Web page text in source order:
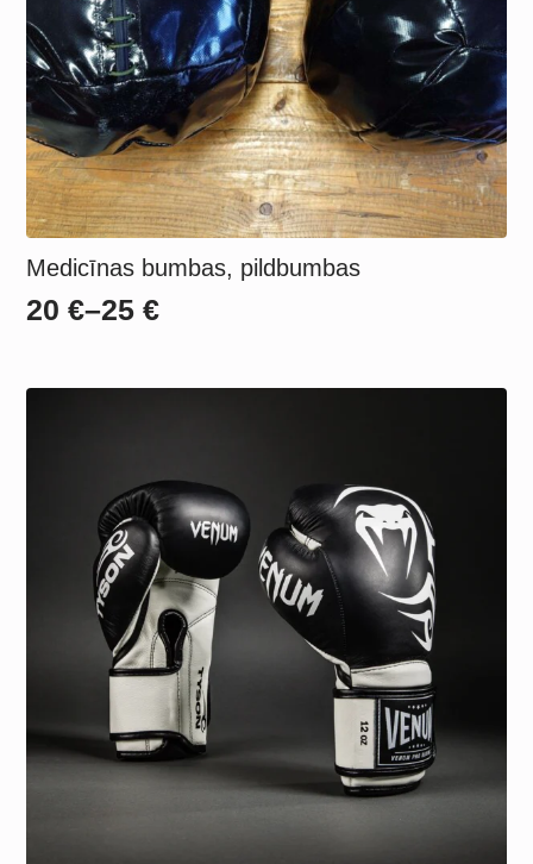
Medicīnas bumbas, pildbumbas
20 €–25 €
Price
20 €